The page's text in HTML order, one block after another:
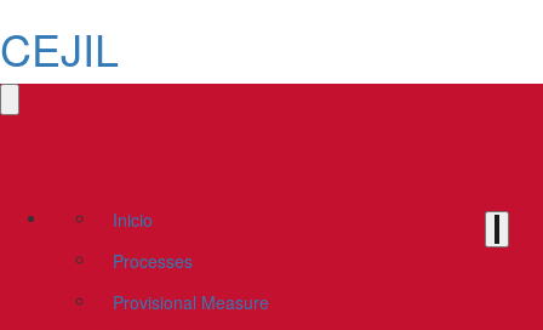
CEJIL
Inicio
Processes
Provisional Measure